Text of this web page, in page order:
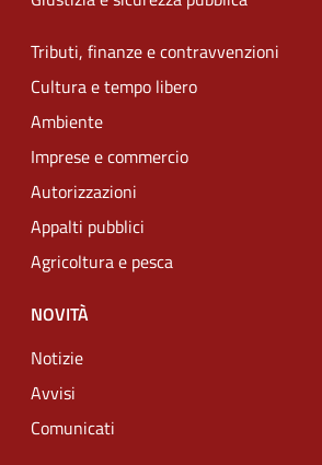
Tributi, finanze e contravvenzioni
Cultura e tempo libero
Ambiente
Imprese e commercio
Autorizzazioni
Appalti pubblici
Agricoltura e pesca
NOVITÀ
Notizie
Avvisi
Comunicati